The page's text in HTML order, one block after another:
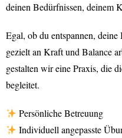
deinen Bedürfnissen, deinem
Egal, ob du entspannen,
gezielt an Kraft und Balance
gestalten wir eine Praxis, die
begleitet.
Persönliche Betreuung
Individuell angepasste